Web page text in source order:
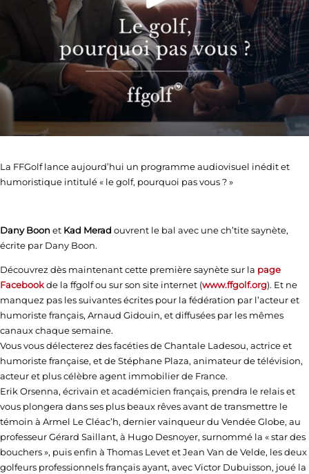
La FFGolf lance aujourd’hui un programme audiovisuel inédit et
humoristique intitulé « le golf, pourquoi pas vous ? »
Dany Boonet Kad Merad ouvrent le bal avec une ch’tite saynète,
écrite par Dany Boon.
Découvrez dès maintenant cette première saynète sur la page
Facebookde la ffgolf ou sur son site internet (www.ffgolf.org). Et ne
manquez pas les suivantes écrites pour la fédération par l’acteur et
humoriste français, Arnaud Gidouin, et diffusées par les mêmes
canaux chaque semaine.
Vous vous délecterez des facéties de Chantale Ladesou, actrice et
humoriste française, et de Stéphane Plaza, animateur de télévision,
acteur et plus célèbre agent immobilier de France.
Erik Orsenna, écrivain et académicien français, prendra le relais et
vous plongera dans ses plus beaux rêves avant de transmettre le
témoin à Armel Le Cléac’h, dernier vainqueur du Vendée Globe, au
professeur Gérard Saillant, à Hugo Desnoyer, surnommé la « star des
bouchers », puis enfin à Thomas Levet et Jean Van de Velde, les deux
golfeurs professionnels français ayant, avec Victor Dubuisson, joué la